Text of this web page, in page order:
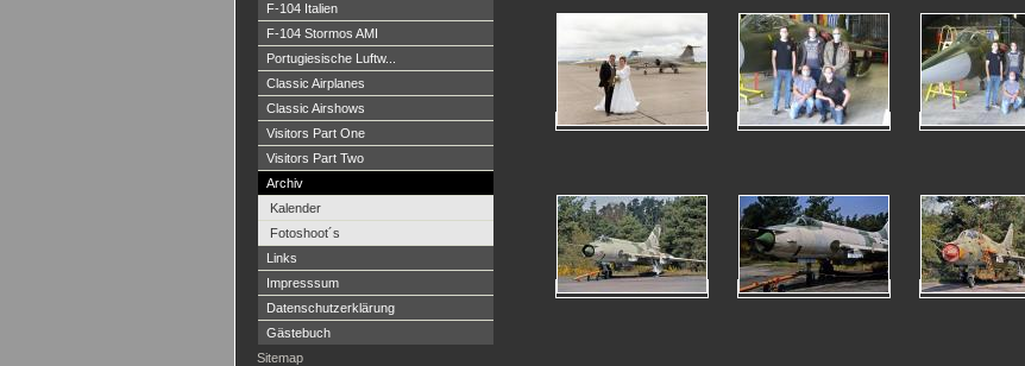
F-104 Italien
F-104 Stormos AMI
Portugiesische Luftw...
Classic Airplanes
Classic Airshows
Visitors Part One
Visitors Part Two
Archiv
Kalender
Fotoshoot´s
Links
Impresssum
Datenschutzerklärung
Gästebuch
Sitemap